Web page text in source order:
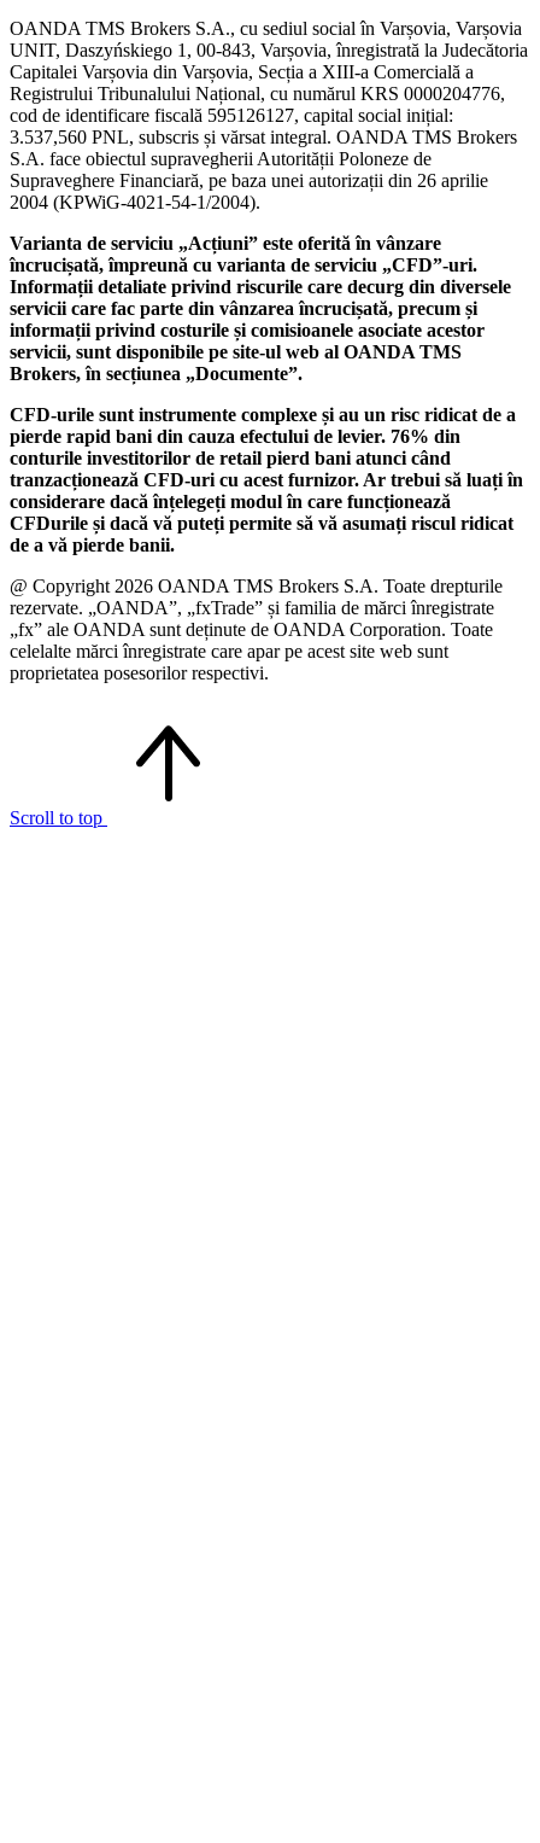
OANDA TMS Brokers S.A., cu sediul social în Varșovia, Varșovia
UNIT, Daszyńskiego 1, 00-843, Varșovia, înregistrată la Judecătoria
Capitalei Varșovia din Varșovia, Secția a XIII-a Comercială a
Registrului Tribunalului Național, cu numărul KRS 0000204776,
cod de identificare fiscală 595126127, capital social inițial:
3.537,560 PNL, subscris și vărsat integral. OANDA TMS Brokers
S.A. face obiectul supravegherii Autorității Poloneze de
Supraveghere Financiară, pe baza unei autorizații din 26 aprilie
2004 (KPWiG-4021-54-1/2004).
Varianta de serviciu „Acțiuni” este oferită în vânzare
încrucișată, împreună cu varianta de serviciu „CFD”-uri.
Informații detaliate privind riscurile care decurg din diversele
servicii care fac parte din vânzarea încrucișată, precum și
informații privind costurile și comisioanele asociate acestor
servicii, sunt disponibile pe site-ul web al OANDA TMS
Brokers, în secțiunea „Documente”.
CFD-urile sunt instrumente complexe și au un risc ridicat de a
pierde rapid bani din cauza efectului de levier. 76% din
conturile investitorilor de retail pierd bani atunci când
tranzacționează CFD-uri cu acest furnizor. Ar trebui să luați în
considerare dacă înțelegeți modul în care funcționează
CFDurile și dacă vă puteți permite să vă asumați riscul ridicat
de a vă pierde banii.
@ Copyright 2026 OANDA TMS Brokers S.A. Toate drepturile
rezervate. „OANDA”, „fxTrade” și familia de mărci înregistrate
„fx” ale OANDA sunt deținute de OANDA Corporation. Toate
celelalte mărci înregistrate care apar pe acest site web sunt
proprietatea posesorilor respectivi.
Scroll to top